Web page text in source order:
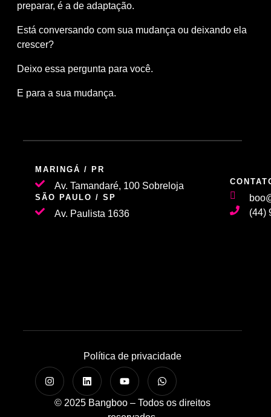
preparar, é a de adaptação.
Está conversando com sua mudança ou deixando ela
crescer?
Deixo essa pergunta para você.
E para a sua mudança.
MARINGÁ / PR
Av. Tamandaré, 100 Sobreloja
SÃO PAULO / SP
Av. Paulista 1636
(44)
Política de privacidade
© 2025 Bangboo – Todos os direitos